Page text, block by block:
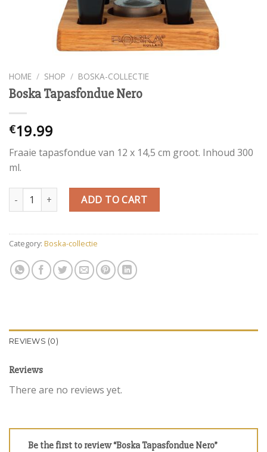
HOME / SHOP / BOSKA-COLLECTIE
Boska Tapasfondue Nero
€19.99
Fraaie tapasfondue van 12 x 14,5 cm groot. Inhoud 300
ml.
Boska Tapasfondue Nero quantity
ADD TO CART
Category: Boska-collectie
REVIEWS (0)
Reviews
There are no reviews yet.
Be the first to review “Boska Tapasfondue Nero”